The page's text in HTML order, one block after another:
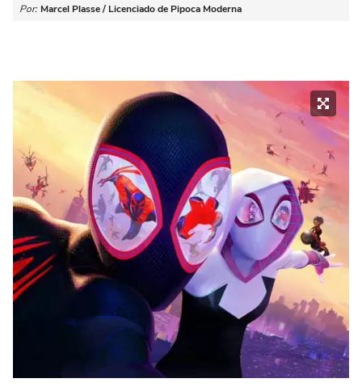
Por: Marcel Plasse / Licenciado de Pipoca Moderna